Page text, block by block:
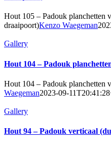
Hout 105 – Padouk planchetten
draaipoort)Kenzo Waegeman
Gallery
Hout 104 – Padouk
Hout 104 – Padouk planchetten
Waegeman2023-09-
Gallery
Hout 94 – Padouk verticaal